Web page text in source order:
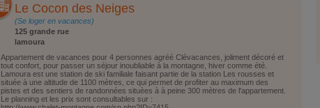
Le Cocon des Neiges
(Se loger en vacances)
125 grande rue
lamoura
Appartement de vacances pour 4 personnes agréé Clévacances, joliment décoré et
tout confort, pour passer un séjour inoubliable à la montagne, hiver comme été.
Lamoura est une station de ski familiale faisant partie de la station Les rousses et
située à une altitude de 1100 mètres, ce qui permet de profiter au maximum des
pistes et des sentiers de randonnées situèes à à peine 300 mètres de l'appartement.
Le planning et les prix sont consultables sur :